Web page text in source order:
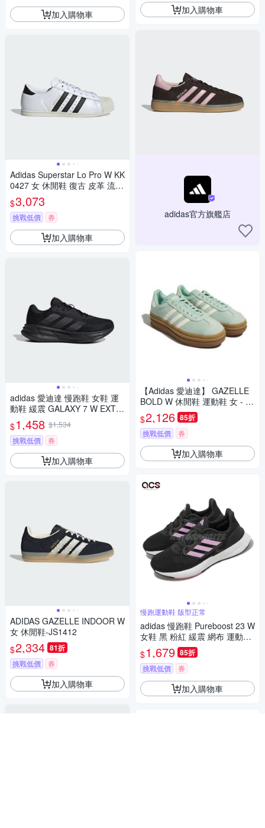
加入購物車
Adidas Superstar Lo Pro W KK
0427 女 休閒鞋 復古 皮革 流行
白 貝殼鞋 薄底
$3,073
挑戰低價 券
加入購物車
adidas 愛迪達 慢跑鞋 女鞋 運
動鞋 緩震 GALAXY 7 W EXTR
A WIDE 黑 JR9584 (9153)
$1,458 $1,534
挑戰低價
券
加入購物車
ADIDAS GAZELLE INDOOR W
女 休閒鞋-JS1412
$2,334 81折
挑戰低價 券
加入購物車
加入購物車
adidas官方旗艦店
【Adidas 愛迪達】 GAZELLE
BOLD W 休閒鞋 運動鞋 女 - JS
3902
$2,126 85折
挑戰低價 券
加入購物車
慢跑運動鞋 版型正常
adidas 慢跑鞋 Pureboost 23 W
女鞋 黑 粉紅 緩震 網布 運動鞋
愛迪達 IF2386
$1,679 85折
挑戰低價 券
加入購物車